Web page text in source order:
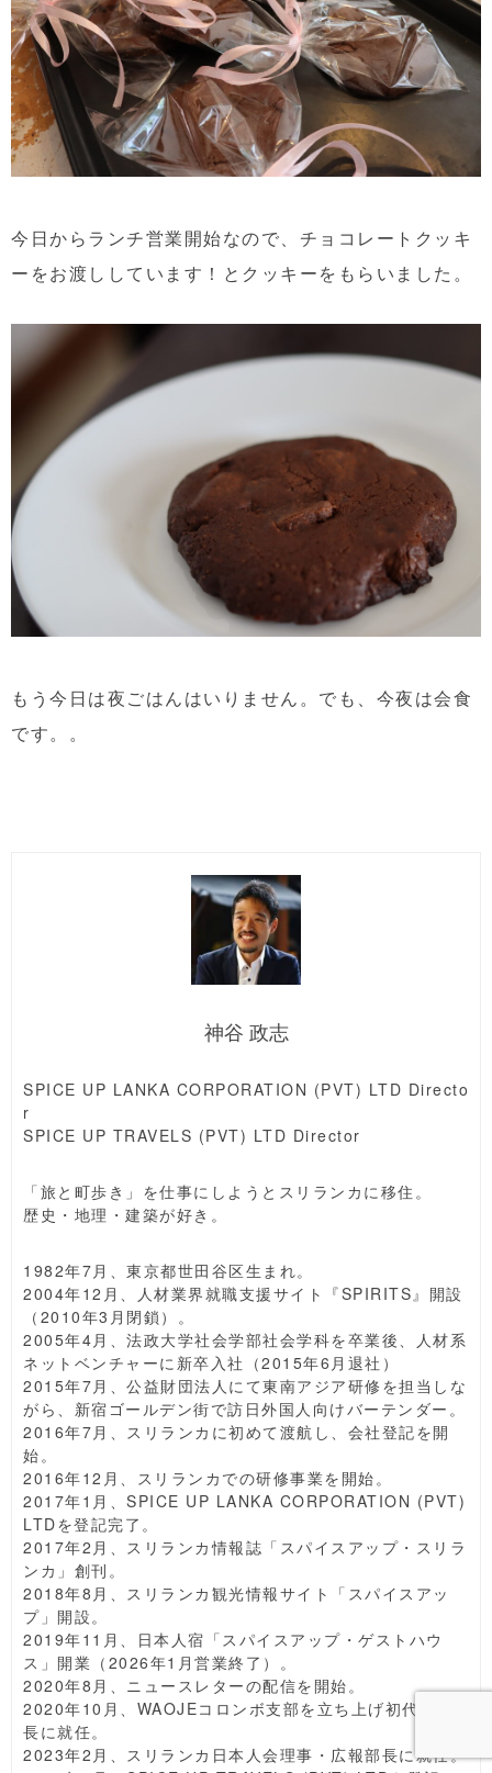
今日からランチ営業開始なので、チョコレートクッキ
ーをお渡ししています！とクッキーをもらいました。
もう今日は夜ごはんはいりません。でも、今夜は会食
です。。
神谷 政志
SPICE UP LANKA CORPORATION (PVT) LTD Directo
r
SPICE UP TRAVELS (PVT) LTD Director
「旅と町歩き」を仕事にしようとスリランカに移住。
歴史・地理・建築が好き。
1982年7月、東京都世田谷区生まれ。
2004年12月、人材業界就職支援サイト『SPIRITS』開設
（2010年3月閉鎖）。
2005年4月、法政大学社会学部社会学科を卒業後、人材系
ネットベンチャーに新卒入社（2015年6月退社）
2015年7月、公益財団法人にて東南アジア研修を担当しな
がら、新宿ゴールデン街で訪日外国人向けバーテンダー。
2016年7月、スリランカに初めて渡航し、会社登記を開
始。
2016年12月、スリランカでの研修事業を開始。
2017年1月、SPICE UP LANKA CORPORATION (PVT)
LTDを登記完了。
2017年2月、スリランカ情報誌「スパイスアップ・スリラ
ンカ」創刊。
2018年8月、スリランカ観光情報サイト「スパイスアッ
プ」開設。
2019年11月、日本人宿「スパイスアップ・ゲストハウ
ス」開業（2026年1月営業終了）。
2020年8月、ニュースレターの配信を開始。
2020年10月、WAOJEコロンボ支部を立ち上げ初代支部
長に就任。
2023年2月、スリランカ日本人会理事・広報部長に就任。